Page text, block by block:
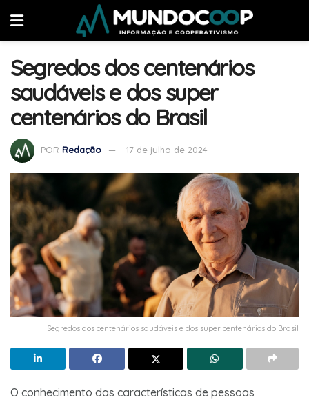
Segredos dos centenários
saudáveis e dos super
centenários do Brasil
POR Redação 17 de julho de 2024
Segredos dos centenários saudáveis e dos super centenários do Brasil
O conhecimento das características de pessoas